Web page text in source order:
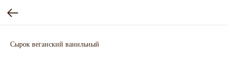
Сырок веганский ванильный